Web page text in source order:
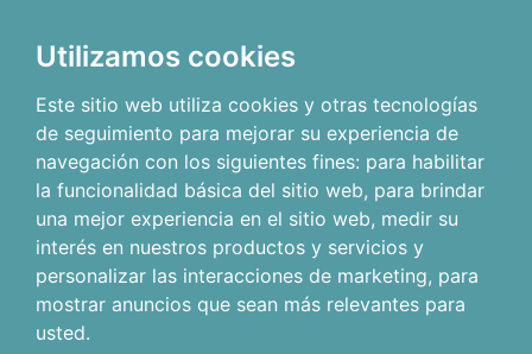
Utilizamos cookies
Este sitio web utiliza cookies y otras tecnologías
de seguimiento para mejorar su experiencia de
navegación con los siguientes fines: para habilitar
la funcionalidad básica del sitio web, para brindar
una mejor experiencia en el sitio web, medir su
interés en nuestros productos y servicios y
personalizar las interacciones de marketing, para
mostrar anuncios que sean más relevantes para
usted.